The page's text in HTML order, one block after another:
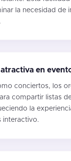
la necesidad de
en
conciertos, los
compartir listas
la
interactivo.